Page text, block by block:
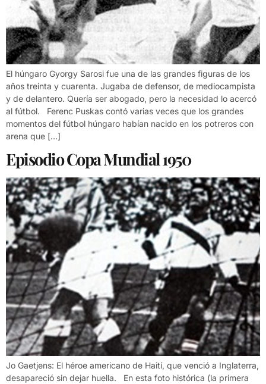
El húngaro Gyorgy Sarosi fue una de las grandes figuras de los
años treinta y cuarenta. Jugaba de defensor, de mediocampista
y de delantero. Quería ser abogado, pero la necesidad lo acercó
al fútbol. Ferenc Puskas contó varias veces que los grandes
momentos del fútbol húngaro habían nacido en los potreros con
arena que […]
Episodio Copa Mundial 1950
Jo Gaetjens: El héroe americano de Haití, que venció a Inglaterra,
desapareció sin dejar huella. En esta foto histórica (la primera